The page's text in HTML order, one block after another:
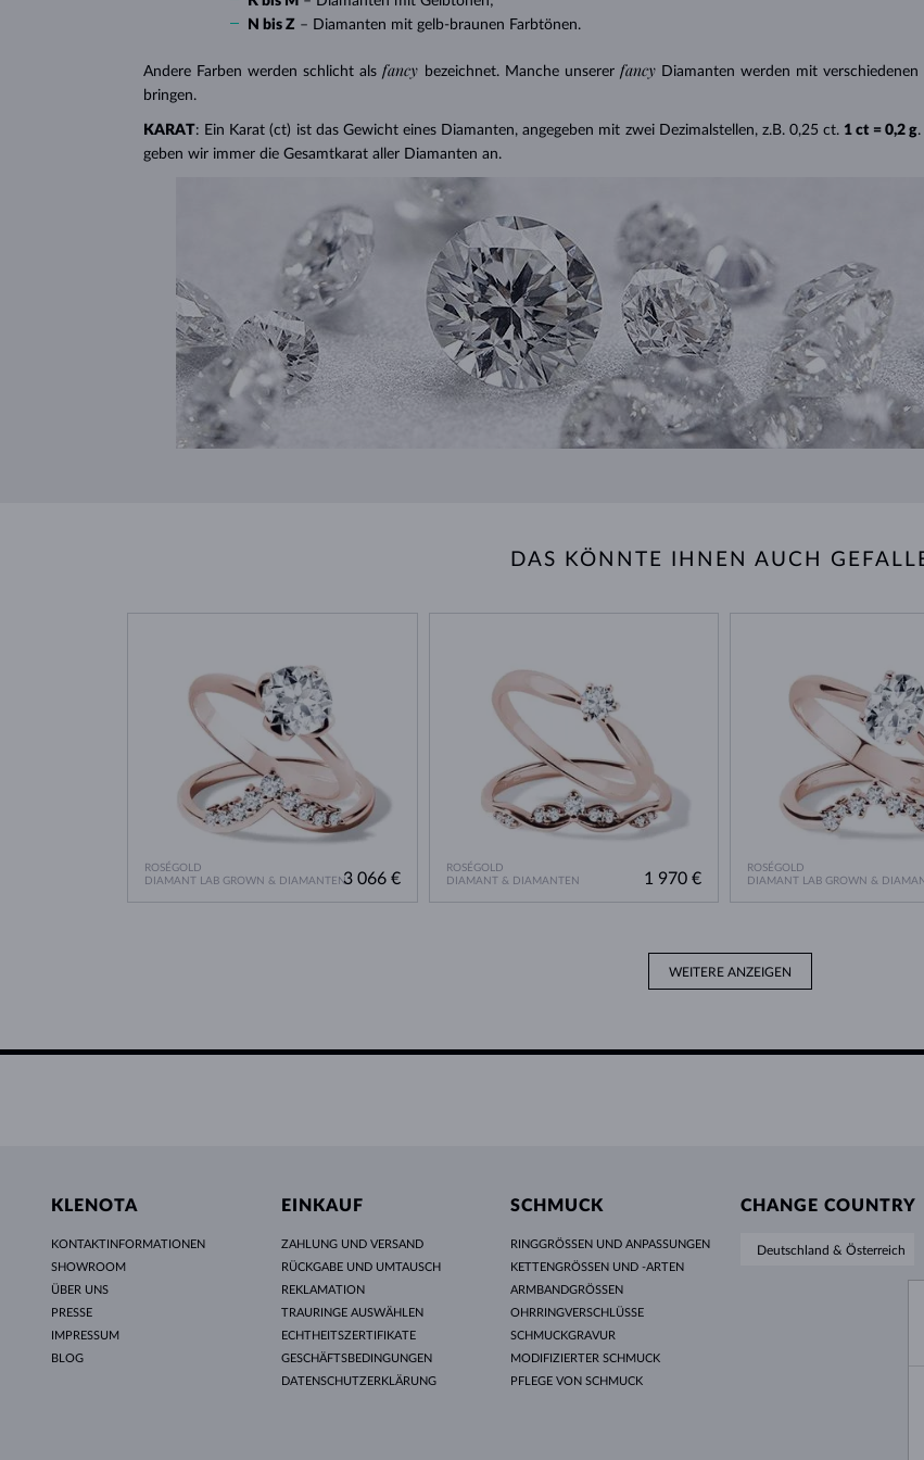
N bis Z – Diamanten mit gelb-braunen Farbtönen.
Andere Farben werden schlicht als fancy bezeichnet. Manche unserer fancy Diamanten werden mit
bringen.
KARAT: Ein Karat (ct) ist das Gewicht eines Diamanten, angegeben mit zwei Dezimalstellen, z.B. 0,25 ct. 1 ct = 0,2 g.
geben wir immer die Gesamtkarat aller Diamanten an.
DAS KÖNNTE IHNEN AUCH
ROSÉGOLD
DIAMANT LAB GROWN & DIAMANTEN3 066 €
ROSÉGOLD
DIAMANT & DIAMANTEN
1 970 €
ROSÉGOLD
DIAMANT LAB GROWN &
WEITERE ANZEIGEN
KLENOTA
KONTAKTINFORMATIONEN
SHOWROOM
ÜBER UNS
PRESSE
IMPRESSUM
BLOG
EINKAUF
ZAHLUNG UND VERSAND
RÜCKGABE UND UMTAUSCH
REKLAMATION
TRAURINGE AUSWÄHLEN
ECHTHEITSZERTIFIKATE
GESCHÄFTSBEDINGUNGEN
DATENSCHUTZERKLÄRUNG
SCHMUCK
RINGGRÖSSEN UND ANPASSUNGEN
KETTENGRÖSSEN UND -ARTEN
ARMBANDGRÖSSEN
OHRRINGVERSCHLÜSSE
SCHMUCKGRAVUR
MODIFIZIERTER SCHMUCK
PFLEGE VON SCHMUCK
CHANGE COUNTRY
Deutschland & Österreich